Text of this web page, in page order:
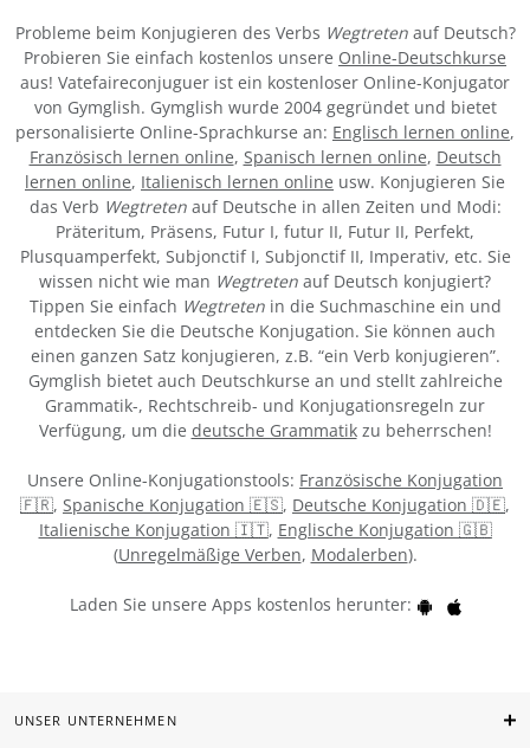
Probleme beim Konjugieren des Verbs Wegtretenauf Deutsch?
Probieren Sie einfach kostenlos unsere Online-Deutschkurse
aus! Vatefaireconjuguer ist ein kostenloser Online-Konjugator
von Gymglish. Gymglish wurde 2004 gegründet und bietet
personalisierte Online-Sprachkurse an: Englisch lernen online,
Französisch lernen online, Spanisch lernen online, Deutsch
lernen online, Italienisch lernen online usw. Konjugieren Sie
das Verb Wegtretenauf Deutsche in allen Zeiten und Modi:
Präteritum, Präsens, Futur I, futur II, Futur II, Perfekt,
Plusquamperfekt, Subjonctif I, Subjonctif II, Imperativ, etc. Sie
wissen nicht wie man Wegtreten auf Deutsch konjugiert?
Tippen Sie einfach Wegtretenin die Suchmaschine ein und
entdecken Sie die Deutsche Konjugation. Sie können auch
einen ganzen Satz konjugieren, z.B. “ein Verb konjugieren”.
Gymglish bietet auch Deutschkurse an und stellt zahlreiche
Grammatik-, Rechtschreib- und Konjugationsregeln zur
Verfügung, um die deutsche Grammatikzu beherrschen!
Unsere Online-Konjugationstools: Französische Konjugation
🇫🇷, Spanische Konjugation 🇪🇸, Deutsche Konjugation 🇩🇪,
Italienische Konjugation 🇮🇹, Englische Konjugation 🇬🇧
(Unregelmäßige Verben, Modalerben).
Laden Sie unsere Apps kostenlos herunter:
UNSER UNTERNEHMEN